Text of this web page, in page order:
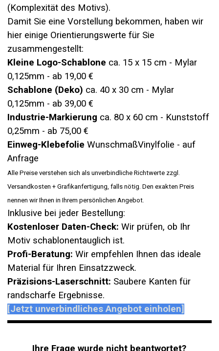
(Komplexität des Motivs).
Damit Sie eine Vorstellung bekommen, haben wir
hier einige Orientierungswerte für Sie
zusammengestellt:
Kleine Logo-Schablone ca. 15 x 15 cm - Mylar
0,125mm - ab 19,00 €
Schablone (Deko) ca. 40 x 30 cm - Mylar
0,125mm - ab 39,00 €
Industrie-Markierung ca. 80 x 60 cm - Kunststoff
0,25mm - ab 75,00 €
Einweg-Klebefolie WunschmaßVinylfolie - auf
Anfrage
Alle Preise verstehen sich als unverbindliche Richtwerte zzgl.
Versandkosten + Grafikanfertigung, falls nötig. Den exakten Preis
nennen wir Ihnen in Ihrem persönlichen Angebot.
Inklusive bei jeder Bestellung:
Kostenloser Daten-Check: Wir prüfen, ob Ihr
Motiv schablonentauglich ist.
Profi-Beratung: Wir empfehlen Ihnen das ideale
Material für Ihren Einsatzzweck.
Präzisions-Laserschnitt: Saubere Kanten für
randscharfe Ergebnisse.
[Jetzt unverbindliches Angebot einholen]
Ihre Frage wurde nicht beantwortet?